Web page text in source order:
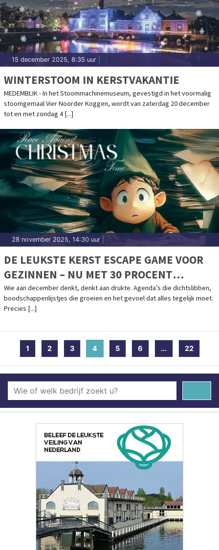
15 december 2025, 8:35 uur
WINTERSTOOM IN KERSTVAKANTIE
MEDEMBLIK - In het Stoommachinemuseum, gevestigd in het voormalig
stoomgemaal Vier Noorder Koggen, wordt van zaterdag 20 december
tot en met zondag 4 [...]
28 november 2025, 14:30 uur
DE LEUKSTE KERST ESCAPE GAME VOOR
GEZINNEN – NU MET 30 PROCENT
KORTING
Wie aan december denkt, denkt aan drukte. Agenda’s die dichtslibben,
boodschappenlijstjes die groeien en het gevoel dat alles tegelijk moet.
Precies [...]
1 2 3 4 (current)
5 6 ... 22